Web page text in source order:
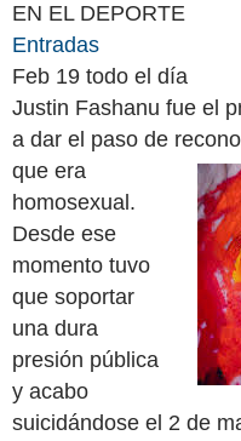
EN EL DEPORTE
Entradas
Feb 19 todo el día
Justin Fashanu fue el
a dar el paso de
que era
homosexual.
Desde ese
momento tuvo
que soportar
una dura
presión pública
y acabo
suicidándose el 2 de